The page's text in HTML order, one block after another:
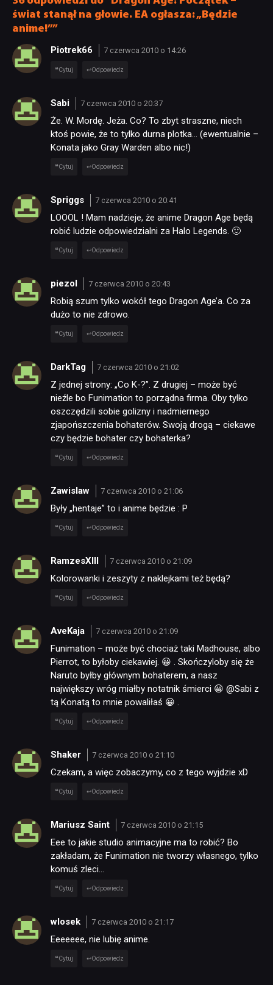
NEWSY
RECENZJE
świat stanął na głowie. EA ogłasza: „Będzie
anime!””
Piotrek66 7 czerwca 2010 o 14:26
Cytuj Odpowiedz
Sabi 7 czerwca 2010 o 20:37
Że. W. Mordę. Jeża. Co? To zbyt straszne, niech
ktoś powie, że to tylko durna plotka… (ewentualnie –
Konata jako Gray Warden albo nic!)
Cytuj Odpowiedz
Spriggs 7 czerwca 2010 o 20:41
LOOOL ! Mam nadzieje, że anime Dragon Age będą
robić ludzie odpowiedzialni za Halo Legends. 🙂
Cytuj Odpowiedz
piezol 7 czerwca 2010 o 20:43
Robią szum tylko wokół tego Dragon Age’a. Co za
dużo to nie zdrowo.
Cytuj Odpowiedz
DarkTag 7 czerwca 2010 o 21:02
Z jednej strony: „Co K-?”. Z drugiej – może być
nieźle bo Funimation to porządna firma. Oby tylko
oszczędzili sobie golizny i nadmiernego
zjapońszczenia bohaterów. Swoją drogą – ciekawe
czy będzie bohater czy bohaterka?
Cytuj Odpowiedz
Zawislaw 7 czerwca 2010 o 21:06
Były „hentaje” to i anime będzie : P
Cytuj Odpowiedz
RamzesXIII 7 czerwca 2010 o 21:09
Kolorowanki i zeszyty z naklejkami też będą?
Cytuj Odpowiedz
AveKaja 7 czerwca 2010 o 21:09
Funimation – może być chociaż taki Madhouse, albo
Pierrot, to byłoby ciekawiej. 😀 . Skończyloby się że
Naruto byłby głównym bohaterem, a nasz
największy wróg miałby notatnik śmierci 😀 @Sabi z
tą Konatą to mnie powaliłaś 😀 .
Cytuj Odpowiedz
Shaker 7 czerwca 2010 o 21:10
Czekam, a więc zobaczymy, co z tego wyjdzie xD
Cytuj Odpowiedz
Mariusz Saint 7 czerwca 2010 o 21:15
Eee to jakie studio animacyjne ma to robić? Bo
zakładam, że Funimation nie tworzy własnego, tylko
komuś zleci…
Cytuj Odpowiedz
wlosek 7 czerwca 2010 o 21:17
Eeeeeee, nie lubię anime.
Cytuj Odpowiedz